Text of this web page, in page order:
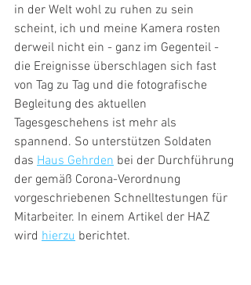
in der Welt wohl zu ruhen zu sein
scheint, ich und meine Kamera rosten
derweil nicht ein - ganz im Gegenteil -
die Ereignisse überschlagen sich fast
von Tag zu Tag und die fotografische
Begleitung des aktuellen
Tagesgeschehens ist mehr als
spannend. So unterstützen Soldaten
das Haus Gehrden bei der Durchführung
der gemäß Corona-Verordnung
vorgeschriebenen Schnelltestungen für
Mitarbeiter. In einem Artikel der HAZ
wird hierzu berichtet.